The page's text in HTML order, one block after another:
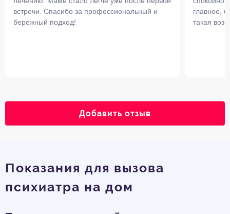
встречи. Спасибо за профессиональный и
бережный подход!
главное,
такая
Добавить отзыв
Показания для вызова
психиатра на дом